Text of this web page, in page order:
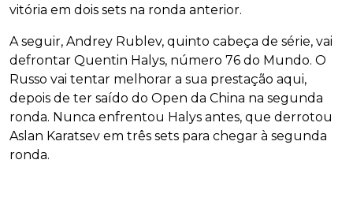
vitória em dois sets na ronda anterior.
A seguir, Andrey Rublev, quinto cabeça de série, vai
defrontar Quentin Halys, número 76 do Mundo. O
Russo vai tentar melhorar a sua prestação aqui,
depois de ter saído do Open da China na segunda
ronda. Nunca enfrentou Halys antes, que derrotou
Aslan Karatsev em três sets para chegar à segunda
ronda.